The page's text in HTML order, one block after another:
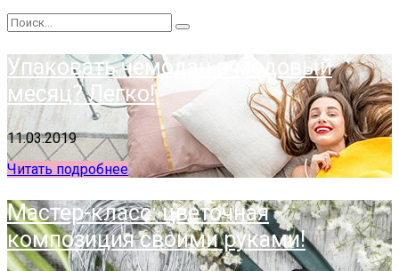
Упаковать чемодан в медовый
месяц? Легко!
11.03.2019
Читать подробнее
Мастер-класс: цветочная
композиция своими руками!